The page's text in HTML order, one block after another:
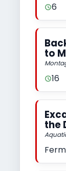
6
to
16
the